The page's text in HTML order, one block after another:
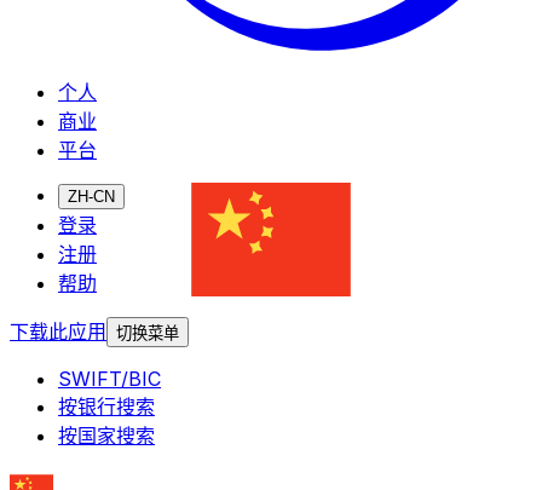
个人
商业
平台
ZH-CN
登录
注册
帮助
下载此应用
切换菜单
SWIFT/BIC
按银行搜索
按国家搜索